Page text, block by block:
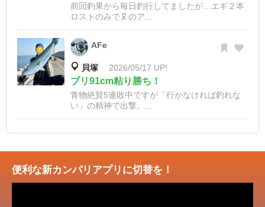
前回釣果から毎日釣行してましたが…エギ２本
ロストのみで🦑のア...
AFe
貝塚 2026/05/17 UP!
ブリ91cm粘り勝ち！
青物絶賛5連敗中ですが「行かなければ釣れな
い」の精神で出撃。...
便利な新カンパリアプリに切替を！